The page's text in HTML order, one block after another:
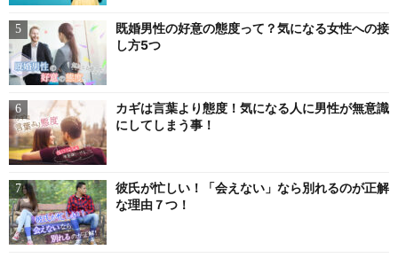
既婚男性の好意の態度って？気になる女性への接
し方5つ
カギは言葉より態度！気になる人に男性が無意識
にしてしまう事！
彼氏が忙しい！「会えない」なら別れるのが正解
な理由７つ！